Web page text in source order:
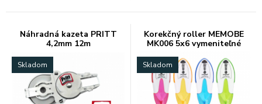
Náhradná kazeta PRITT
4,2mm 12m
Skladom
Korekčný roller MEMOBE
MK006 5x6 vymeniteľné
Skladom